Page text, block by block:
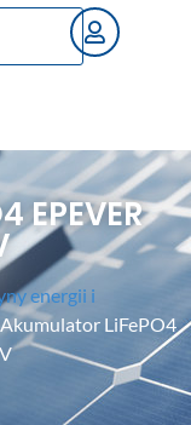
energii i
LiFePO4